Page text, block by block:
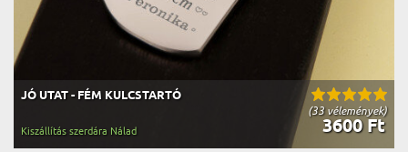
(33 vélemények)
JÓ UTAT - FÉM KULCSTARTÓ
3600 Ft
Kiszállítás szerdára Nálad